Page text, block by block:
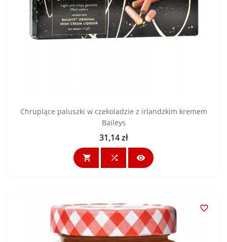
Chrupiące paluszki w czekoladzie z irlandzkim kremem
Baileys
Cena
31,14 zł
  
